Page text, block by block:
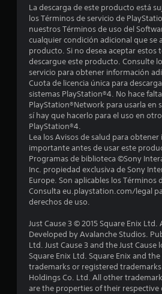
La descarga de este producto está
los Términos de servicio de
nuestros Términos de uso del
cualquier condición adicional que se
producto. Si no desea aceptar estos
descargue este producto. Consulte
servicio para obtener información
Cuota de licencia única para
sistemas PlayStation®4. No hace
PlayStation®Network para usarla en
sí hay que hacerlo para el uso en
PlayStation®4.
Lea los Avisos de salud para
importante antes de usar este
Programas de biblioteca ©Sony
Inc. propiedad exclusiva de Sony
Europe. Son aplicables los Términos
Consulta eu.playstation.com/legal
derechos de uso.
Just Cause 3 © 2015 Square Enix
Developed by Avalanche Studios.
Ltd. Just Cause 3 and the Just
Square Enix Ltd. Square Enix and
trademarks or registered trademarks
Holdings Co. Ltd. All other
are the properties of their respective